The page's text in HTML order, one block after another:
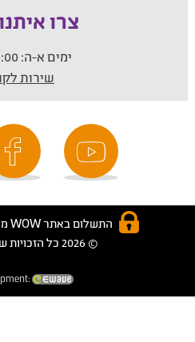
צרו
ימים א-ה:
שירות
התשלום באתר WOW מאובטח בטכנולוגית SSL
© 2026 כל הזכויות שמורות